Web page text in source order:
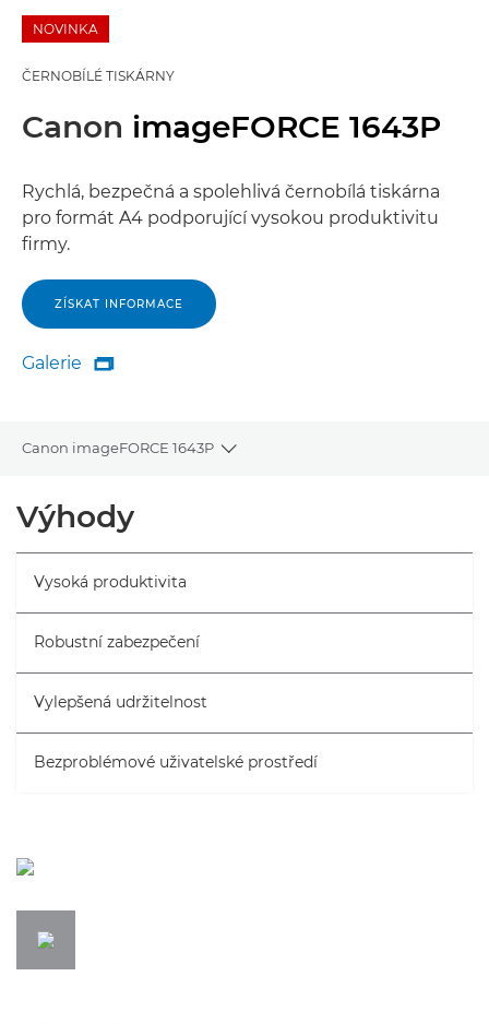
NOVINKA
ČERNOBÍLÉ TISKÁRNY
Canon imageFORCE 1643P
Rychlá, bezpečná a spolehlivá černobílá tiskárna
pro formát A4 podporující vysokou produktivitu
firmy.
ZÍSKAT INFORMACE
Galerie
Galerie

Canon imageFORCE 1643P
Toggle breadcrumbs
Přehled
Specifikace
Podpora
Výhody
Vysoká produktivita
Robustní zabezpečení
Vylepšená udržitelnost
Bezproblémové uživatelské prostředí